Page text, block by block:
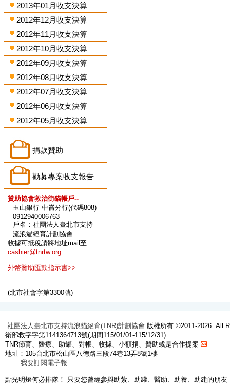
2013年01月收支決算
2012年12月收支決算
2012年11月收支決算
2012年10月收支決算
2012年09月收支決算
2012年08月收支決算
2012年07月收支決算
2012年06月收支決算
2012年05月收支決算
捐款贊助
勸募專案收支報告
贊助協會救治街貓帳戶--
玉山銀行 中崙分行(代碼808)
0912940006763
戶名：社團法人臺北市支持
流浪貓絕育計劃協會
收據可抵稅請將地址mail至
cashier@tnrtw.org
外幣贊助匯款指示書>>
(北市社會字第3300號)
社團法人臺北市支持流浪貓絕育(TNR)計劃協會 版權所有 ©2011-2026. All
衛部救字字第1141364713號(期間115/01/01-115/12/31)
TNR節育、醫療、助罐、對帳、收據、小額捐、贊助或是合作提案
地址：105台北市松山區八德路三段74巷13弄8號1樓
我要訂閱電子報
點光明燈何必排隊！ 只要您曾經參與助紮、助罐、醫助、助養、助建的朋